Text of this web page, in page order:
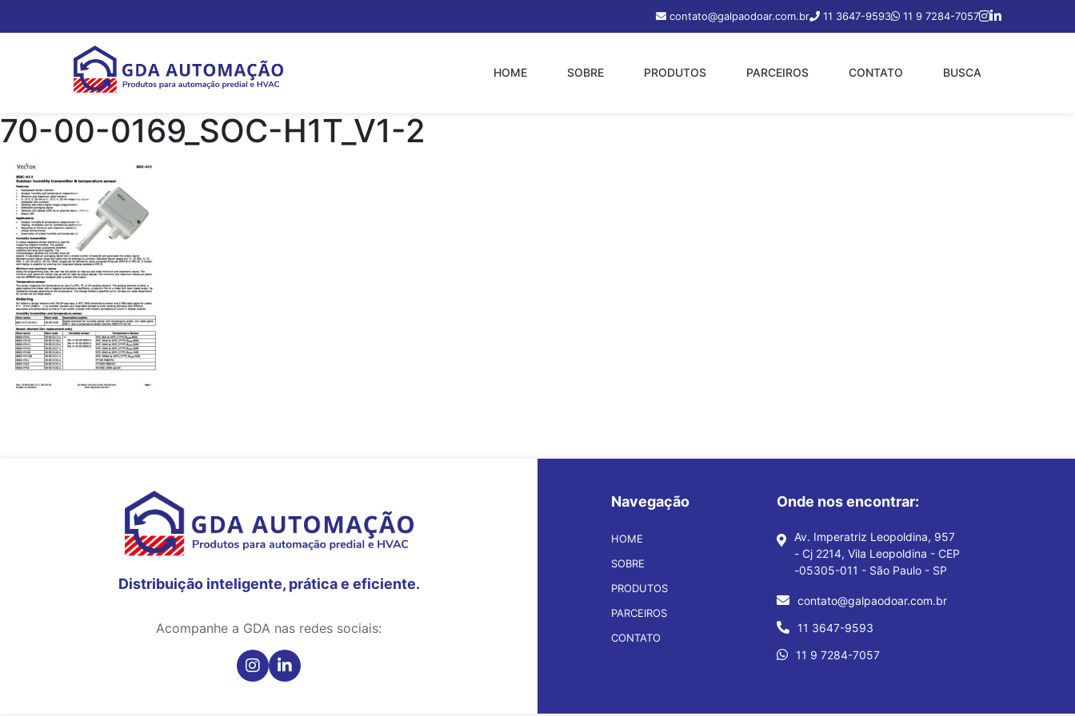
contato@galpaodoar.com.br 11 3647-9593 11 9 7284-7057
HOME SOBRE PRODUTOS PARCEIROS CONTATO BUSCA
70-00-0169_SOC-H1T_V1-2
Distribuição inteligente, prática e eficiente.
Acompanhe a GDA nas redes sociais:
Navegação
HOME
SOBRE
PRODUTOS
PARCEIROS
CONTATO
Onde nos encontrar:
Av. Imperatriz Leopoldina, 957
- Cj 2214, Vila Leopoldina - CEP
-05305-011 - São Paulo - SP
contato@galpaodoar.com.br
11 3647-9593
11 9 7284-7057